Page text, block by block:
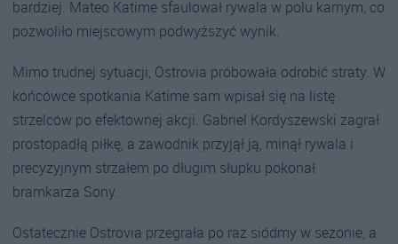
bardziej. Mateo Katime sfaulował rywala w polu karnym, co
pozwoliło miejscowym podwyższyć wynik.
Mimo trudnej sytuacji, Ostrovia próbowała odrobić straty. W
końcówce spotkania Katime sam wpisał się na listę
strzelców po efektownej akcji. Gabriel Kordyszewski zagrał
prostopadłą piłkę, a zawodnik przyjął ją, minął rywala i
precyzyjnym strzałem po długim słupku pokonał
bramkarza Sony.
Ostatecznie Ostrovia przegrała po raz siódmy w sezonie, a